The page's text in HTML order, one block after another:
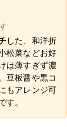
した、和洋折
松菜などお好
は薄すぎず濃
。豆板醤や黒コ
もアレンジ可
。